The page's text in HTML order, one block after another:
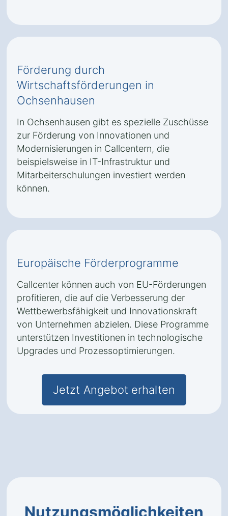
Förderung durch
Wirtschaftsförderungen in
Ochsenhausen
In Ochsenhausen gibt es spezielle Zuschüsse
zur Förderung von Innovationen und
Modernisierungen in Callcentern, die
beispielsweise in IT-Infrastruktur und
Mitarbeiterschulungen investiert werden
können.
Europäische Förderprogramme
Callcenter können auch von EU-Förderungen
profitieren, die auf die Verbesserung der
Wettbewerbsfähigkeit und Innovationskraft
von Unternehmen abzielen. Diese Programme
unterstützen Investitionen in technologische
Upgrades und Prozessoptimierungen.
Jetzt Angebot erhalten
Nutzungsmöglichkeiten